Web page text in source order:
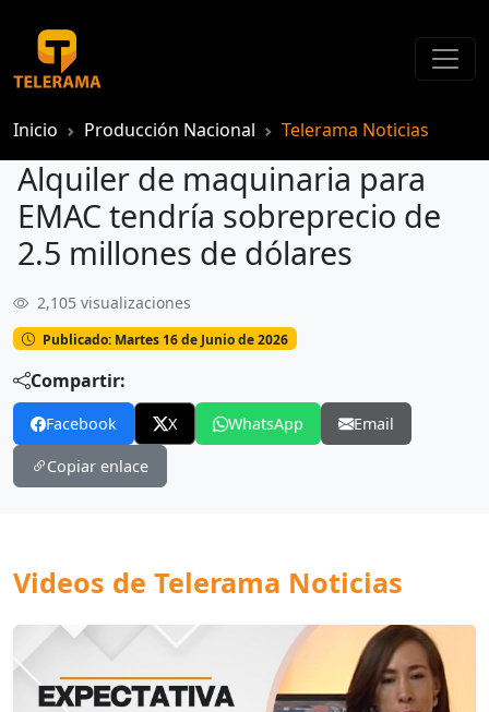
Inicio Producción Nacional Telerama Noticias
Alquiler de maquinaria para
EMAC tendría sobreprecio de
2.5 millones de dólares
2,105 visualizaciones
Publicado: Martes 16 de Junio de 2026
Compartir:
Facebook X WhatsApp Email
Copiar enlace
Videos de Telerama Noticias